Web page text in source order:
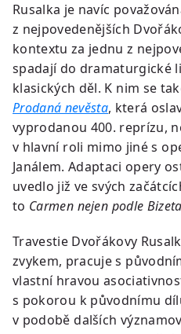
Rusalka je navíc
z nejpovedenějších
kontextu za jednu z
spadají do dramaturgické
klasických děl. K nim se
Prodaná nevěsta, která
vyprodanou 400. reprízu,
v hlavní roli mimo jiné s
Janálem. Adaptaci opery
uvedlo již ve svých
to Carmen nejen podle Bizeta
Travestie Dvořákovy
zvykem, pracuje s
vlastní hravou
s pokorou k původnímu
v podobě dalších